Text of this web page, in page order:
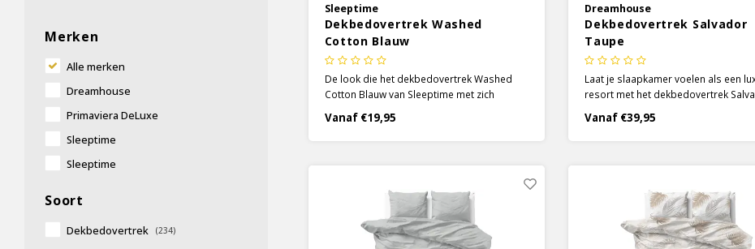
Merken
Alle merken
Dreamhouse
Primaviera DeLuxe
Sleeptime
Sleeptime
Soort
Dekbedovertrek (234)
Sleeptime
Dekbedovertrek Washed
Cotton Blauw
De look die het dekbedovertrek Washed
Cotton Blauw van Sleeptime met zich
slaapkamer! De subtiele kleuren passen
perfect in elke kamer en hebben een heerlijk
Vanaf €19,95
Dreamhouse
Dekbedovertrek Salvador
Taupe
Laat je slaapkamer voelen als een
resort met het dekbedovertrek
dekbedovertrek zelf heeft een effen
maar het detail van de pintuck
Vanaf €39,95